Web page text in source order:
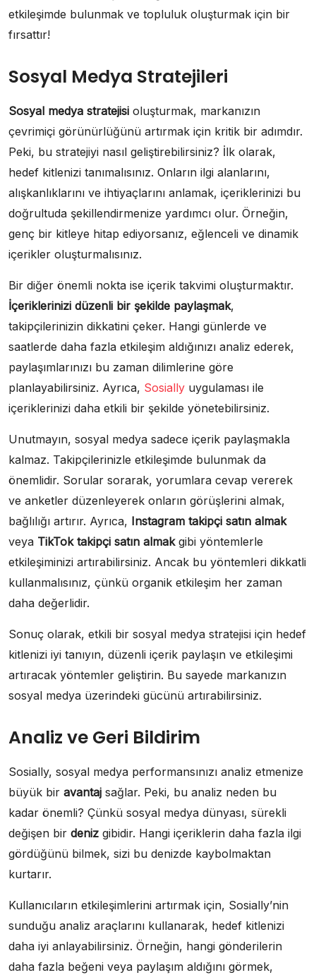
etkileşimde bulunmak ve topluluk oluşturmak için bir
fırsattır!
Sosyal Medya Stratejileri
Sosyal medya stratejisi oluşturmak, markanızın
çevrimiçi görünürlüğünü artırmak için kritik bir adımdır.
Peki, bu stratejiyi nasıl geliştirebilirsiniz? İlk olarak,
hedef kitlenizi tanımalısınız. Onların ilgi alanlarını,
alışkanlıklarını ve ihtiyaçlarını anlamak, içeriklerinizi bu
doğrultuda şekillendirmenize yardımcı olur. Örneğin,
genç bir kitleye hitap ediyorsanız, eğlenceli ve dinamik
içerikler oluşturmalısınız.
Bir diğer önemli nokta ise içerik takvimi oluşturmaktır.
İçeriklerinizi düzenli bir şekilde paylaşmak,
takipçilerinizin dikkatini çeker. Hangi günlerde ve
saatlerde daha fazla etkileşim aldığınızı analiz ederek,
paylaşımlarınızı bu zaman dilimlerine göre
planlayabilirsiniz. Ayrıca, Sosially uygulaması ile
içeriklerinizi daha etkili bir şekilde yönetebilirsiniz.
Unutmayın, sosyal medya sadece içerik paylaşmakla
kalmaz. Takipçilerinizle etkileşimde bulunmak da
önemlidir. Sorular sorarak, yorumlara cevap vererek
ve anketler düzenleyerek onların görüşlerini almak,
bağlılığı artırır. Ayrıca, Instagram takipçi satın almak
veya TikTok takipçi satın almakgibi yöntemlerle
etkileşiminizi artırabilirsiniz. Ancak bu yöntemleri dikkatli
kullanmalısınız, çünkü organik etkileşim her zaman
daha değerlidir.
Sonuç olarak, etkili bir sosyal medya stratejisi için hedef
kitlenizi iyi tanıyın, düzenli içerik paylaşın ve etkileşimi
artıracak yöntemler geliştirin. Bu sayede markanızın
sosyal medya üzerindeki gücünü artırabilirsiniz.
Analiz ve Geri Bildirim
Sosially, sosyal medya performansınızı analiz etmenize
büyük bir avantaj sağlar. Peki, bu analiz neden bu
kadar önemli? Çünkü sosyal medya dünyası, sürekli
değişen bir deniz gibidir. Hangi içeriklerin daha fazla ilgi
gördüğünü bilmek, sizi bu denizde kaybolmaktan
kurtarır.
Kullanıcıların etkileşimlerini artırmak için, Sosially’nin
sunduğu analiz araçlarını kullanarak, hedef kitlenizi
daha iyi anlayabilirsiniz. Örneğin, hangi gönderilerin
daha fazla beğeni veya paylaşım aldığını görmek,